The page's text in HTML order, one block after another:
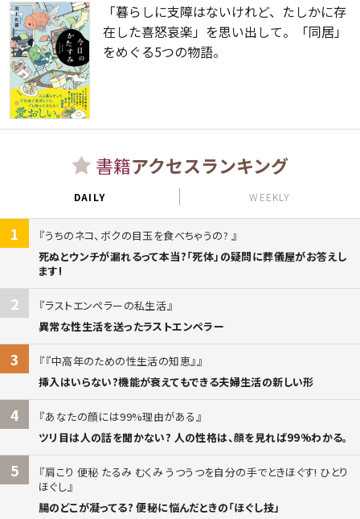
「暮らしに支障はないけれど、たしかに存
在した喜怒哀楽」を思い出して。「同居」
をめぐる5つの物語。
書籍アクセスランキング
DAILY WEEKLY
1
うちのネコ、ボクの目玉を食べちゃうの?
死ぬとウンチが漏れるって本当?「死体」の疑問に葬儀屋がお答えし
ます!
2
ラストエンペラーの私生活
異常な性生活を送ったラストエンペラー
3
『中高年のための性生活の知恵』
挿入はいらない?機能が衰えてもできる夫婦生活の新しい形
4
あなたの顔には99%理由がある
ツリ目は人の話を聞かない? 人の性格は、顔を見れば99%わかる。
5
肩こり 便秘 たるみ むくみ うつうつを自分の手でときほぐす! ひとり
ほぐし
腸のどこが凝ってる? 便秘に悩んだときの「ほぐし技」